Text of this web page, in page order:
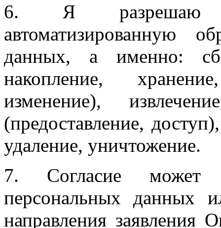
6. Я разрешаю
автоматизированную
данных, а именно:
накопление,
изменение),
(предоставление,
удаление, уничтожение.
7. Согласие может
персональных данных
направления заявления